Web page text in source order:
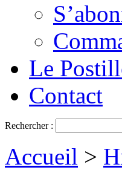
Le
Contact
Rechercher :
Accueil >